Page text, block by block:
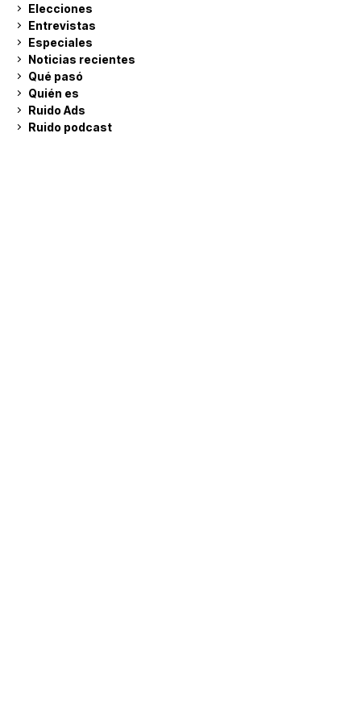
Elecciones
Entrevistas
Especiales
Noticias recientes
Qué pasó
Quién es
Ruido Ads
Ruido podcast